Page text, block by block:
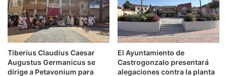
Tiberius Claudius Caesar
Augustus Germanicus se
dirige a Petavonium para
El Ayuntamiento de
Castrogonzalo presentará
alegaciones contra la planta